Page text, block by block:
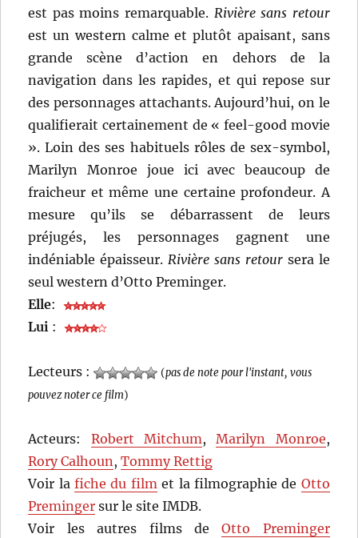
est pas moins remarquable. Rivière sans retour
est un western calme et plutôt apaisant, sans
grande scène d’action en dehors de la
navigation dans les rapides, et qui repose sur
des personnages attachants. Aujourd’hui, on le
qualifierait certainement de « feel-good movie
». Loin des ses habituels rôles de sex-symbol,
Marilyn Monroe joue ici avec beaucoup de
fraicheur et même une certaine profondeur. A
mesure qu’ils se débarrassent de leurs
préjugés, les personnages gagnent une
indéniable épaisseur.Rivière sans retoursera le
seul western d’Otto Preminger.
Elle:
Lui :
Lecteurs : (pas de note pour l'instant, vous
pouvez noter ce film)
Acteurs: Robert Mitchum,Marilyn Monroe,
Rory Calhoun,Tommy Rettig
Voir lafiche du filmet la filmographie de Otto
Preminger sur le site IMDB.
Voir les autres films deOtto Preminger